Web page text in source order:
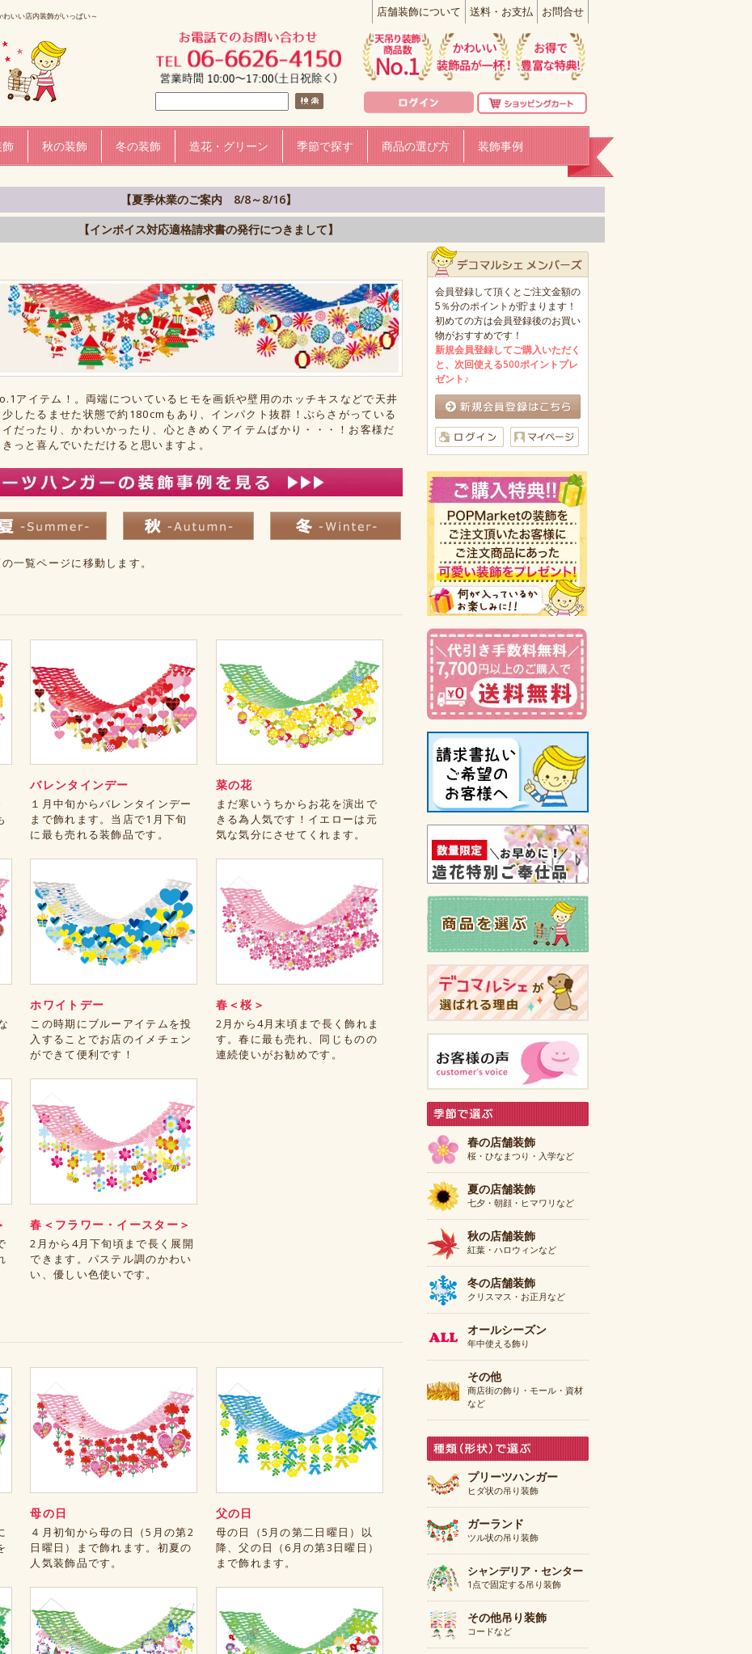
いい店内装飾がいっぱい～ 店舗装飾について 送料・お支払 お問合せ
秋の装飾 冬の装飾 造花・グリーン 季節で探す 商品の選び方 装飾事例
【夏季休業のご案内 8/8～8/16】
【インボイス対応適格請求書の発行につきまして】
アイテム！。両端についているヒモを画鋲や壁用のホッチキスなどで天井
したるませた状態で約180cmもあり、インパクト抜群！ぶらさがっている
だったり、かわいかったり、心ときめくアイテムばかり・・・！お客様だ
っと喜んでいただけると思いますよ。
一覧ページに移動します。
バレンタインデー
１月中旬からバレンタインデー
まで飾れます。当店で1月下旬
に最も売れる装飾品です。
菜の花
まだ寒いうちからお花を演出で
きる為人気です！イエローは元
気な気分にさせてくれます。
ホワイトデー
この時期にブルーアイテムを投
入することでお店のイメチェン
ができて便利です！
春＜桜＞
2月から4月末頃まで長く飾れま
す。春に最も売れ、同じものの
連続使いがお勧めです。
春＜フラワー・イースター＞
2月から4月下旬頃まで長く展開
できます。パステル調のかわい
い、優しい色使いです。
母の日
４月初旬から母の日（5月の第2
日曜日）まで飾れます。初夏の
人気装飾品です。
父の日
母の日（5月の第二日曜日）以
降、父の日（6月の第3日曜日）
まで飾れます。
会員登録して頂くとご注文金額の
5％分のポイントが貯まります！
初めての方は会員登録後のお買い
物がおすすめです！
新規会員登録してご購入いただく
と、次回使える500ポイントプレ
ゼント♪
春の店舗装飾
桜・ひなまつり・入学など
夏の店舗装飾
七夕・朝顔・ヒマワリなど
秋の店舗装飾
紅葉・ハロウィンなど
冬の店舗装飾
クリスマス・お正月など
オールシーズン
年中使える飾り
その他
商店街の飾り・モール・資材
など
プリーツハンガー
ヒダ状の吊り装飾
ガーランド
ツル状の吊り装飾
シャンデリア・センター
1点で固定する吊り装飾
その他吊り装飾
コードなど